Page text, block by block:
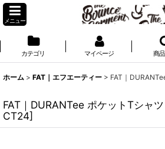
メニュー
カテゴリ マイページ 商
ホーム > FAT｜エフエーティー > FAT｜
FAT｜DURANTee ポケットTシャ
CT24]